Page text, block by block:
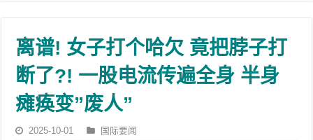
离谱! 女子打个哈欠 竟把脖子打
断了?! 一股电流传遍全身 半身
瘫痪变”废人”
2025-10-01 国际要闻